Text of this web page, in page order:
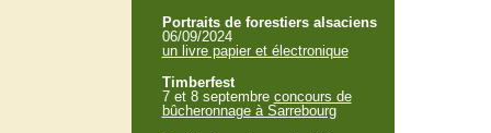
Portraits de forestiers alsaciens
06/09/2024
un livre papier et électronique
Timberfest
7 et 8 septembre concours de
bûcheronnage à Sarrebourg